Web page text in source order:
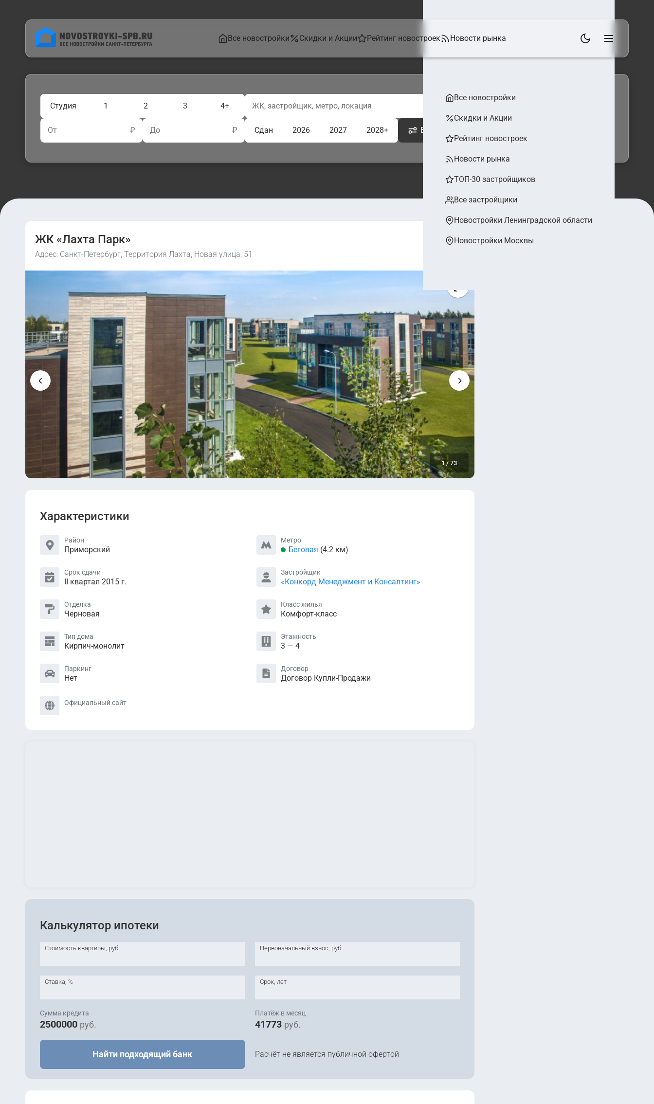
Все новостройки Скидки и Акции Рейтинг новостроек Новости рынка
Все новостройки
Скидки и Акции
Рейтинг новостроек
Новости рынка
ТОП-30 застройщиков
Все застройщики
Новостройки Ленинградской области
Новостройки Москвы
Студия 1 2 3 4+
От ₽ До ₽ Сдан 2026 2027 2028+ Ещё фильтры
ЖК «Лахта Парк»
Адрес: Санкт-Петербург, Территория Лахта, Новая улица, 51
1/73
Характеристики
Район
Приморский
Метро
Беговая (4.2 км)
Срок сдачи
II квартал 2015 г.
Застройщик
«Конкорд Менеджмент и Консалтинг»
Отделка
Черновая
Класс жилья
Комфорт-класс
Тип дома
Кирпич-монолит
Этажность
3 — 4
Паркинг
Нет
Договор
Договор Купли-Продажи
Официальный сайт
Калькулятор ипотеки
Стоимость квартиры, руб. Первоначальный взнос, руб.
Ставка, % Срок, лет
Сумма кредита
2500000 руб.
Платёж в месяц
41773 руб.
Найти подходящий банк Расчёт не является публичной офертой